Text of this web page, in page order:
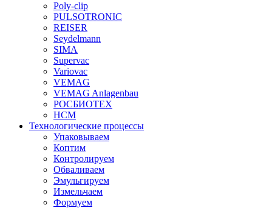
Poly-clip
PULSOTRONIC
REISER
Seydelmann
SIMA
Supervac
Variovac
VEMAG
VEMAG Anlagenbau
РОСБИОТЕХ
НСМ
Технологические процессы
Упаковываем
Коптим
Контролируем
Обваливаем
Эмульгируем
Измельчаем
Формуем